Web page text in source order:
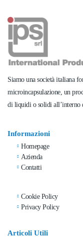
Siamo una società italiana
microincapsulazione, un
di liquidi o solidi all’interno
Informazioni
Homepage
Azienda
Contatti
Cookie Policy
Privacy Policy
Articoli Utili